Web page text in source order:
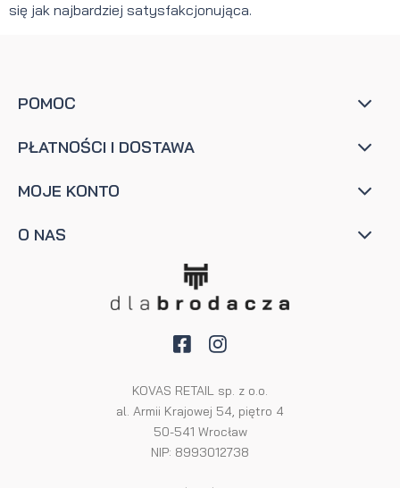
się jak najbardziej satysfakcjonująca.
POMOC
PŁATNOŚCI I DOSTAWA
MOJE KONTO
O NAS
KOVAS RETAIL sp. z o.o.
al. Armii Krajowej 54, piętro 4
50-541 Wrocław
NIP: 8993012738